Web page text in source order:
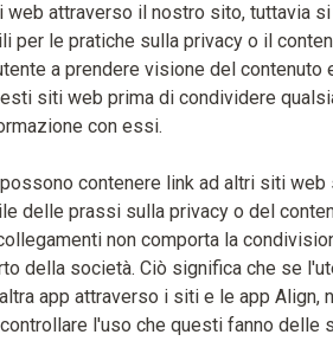
attraverso il nostro sito, tuttavia
per le pratiche sulla privacy o il
a prendere visione del contenuto
siti web prima di condividere
con essi.
contenere link ad altri siti web
delle prassi sulla privacy o del
non comporta la
della società. Ciò significa che se
app attraverso i siti e le app Align,
l'uso che questi fanno delle